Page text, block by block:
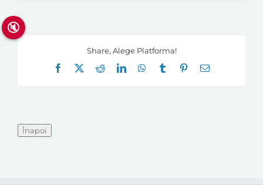
Share, Alege Platforma!
Facebook
RedditLinkedInWhatsApp
Tumblr Pinterest
E-
🔇